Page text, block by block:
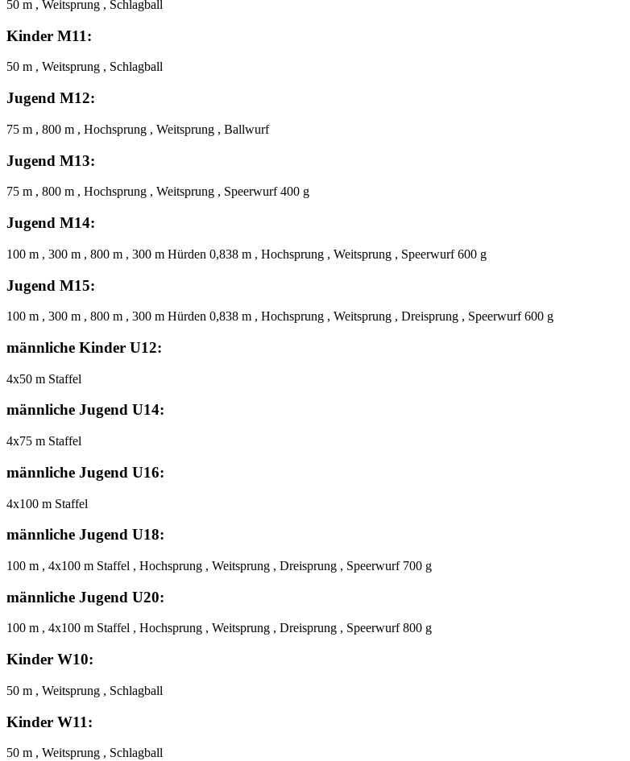
50 m , Weitsprung , Schlagball
Kinder M11:
50 m , Weitsprung , Schlagball
Jugend M12:
75 m , 800 m , Hochsprung , Weitsprung , Ballwurf
Jugend M13:
75 m , 800 m , Hochsprung , Weitsprung , Speerwurf 400 g
Jugend M14:
100 m , 300 m , 800 m , 300 m Hürden 0,838 m , Hochsprung , Weitsprung , Speerwurf 600 g
Jugend M15:
100 m , 300 m , 800 m , 300 m Hürden 0,838 m , Hochsprung , Weitsprung , Dreisprung , Speerwurf 600 g
männliche Kinder U12:
4x50 m Staffel
männliche Jugend U14:
4x75 m Staffel
männliche Jugend U16:
4x100 m Staffel
männliche Jugend U18:
100 m , 4x100 m Staffel , Hochsprung , Weitsprung , Dreisprung , Speerwurf 700 g
männliche Jugend U20:
100 m , 4x100 m Staffel , Hochsprung , Weitsprung , Dreisprung , Speerwurf 800 g
Kinder W10:
50 m , Weitsprung , Schlagball
Kinder W11:
50 m , Weitsprung , Schlagball